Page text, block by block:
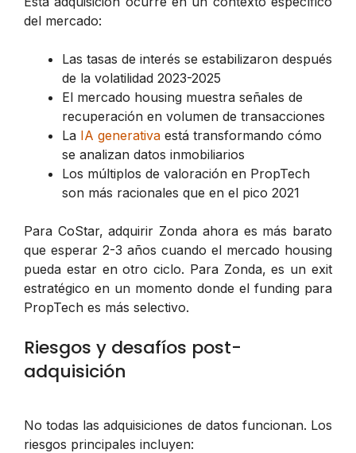
del mercado:
Las tasas de interés se estabilizaron después
de la volatilidad 2023-2025
El mercado housing muestra señales de
recuperación en volumen de transacciones
La IA generativa está transformando cómo
se analizan datos inmobiliarios
Los múltiplos de valoración en PropTech
son más racionales que en el pico 2021
Para CoStar, adquirir Zonda ahora es más barato
que esperar 2-3 años cuando el mercado housing
pueda estar en otro ciclo. Para Zonda, es un exit
estratégico en un momento donde el funding para
PropTech es más selectivo.
Riesgos y desafíos post-
adquisición
No todas las adquisiciones de datos funcionan. Los
riesgos principales incluyen: